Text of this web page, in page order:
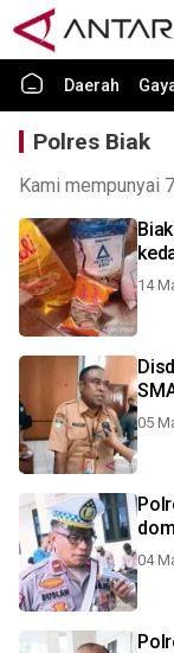
Daerah
Polres Biak
Kami mempunyai
14
05
04